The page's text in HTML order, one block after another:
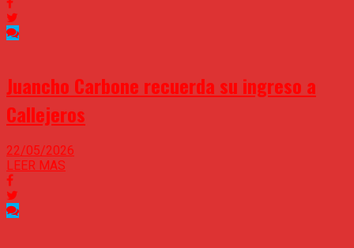
Juancho Carbone recuerda su ingreso a
Callejeros
22/05/2026
LEER MAS